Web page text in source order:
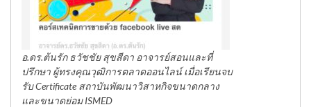
อ.ดร.ต้นรัก ธวัชชัย สุขสีดา อาจารย์สอนและที่
ปรึกษา ผู้ทรงคุณวุฒิการตลาดออนไลน์ เมื่อเรียนจบ
รับ Certificate สถาบันพัฒนาวิสาหกิจขนาดกลาง
และขนาดย่อม ISMED